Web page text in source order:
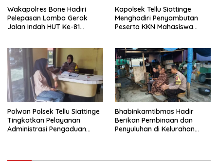
Wakapolres Bone Hadiri
Pelepasan Lomba Gerak
Jalan Indah HUT Ke-81
Kapolsek Tellu Siattinge
Menghadiri Penyambutan
Peserta KKN Mahasiswa
Siattinge
Polwan Polsek Tellu Siattinge
Tingkatkan Pelayanan
Administrasi Pengaduan
Bhabinkamtibmas Hadir
Berikan Pembinaan dan
Penyuluhan di Kelurahan